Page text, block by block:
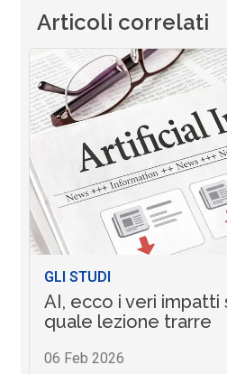
Articoli correlati
GLI STUDI
AI, ecco i veri impatti
quale lezione trarre
06 Feb 2026